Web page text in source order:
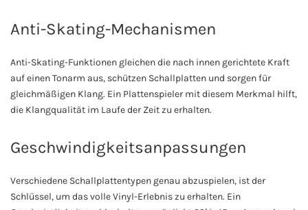
Anti-Skating-Mechanismen
Anti-Skating-Funktionen gleichen die nach innen gerichtete Kraft
auf einen Tonarm aus, schützen Schallplatten und sorgen für
gleichmäßigen Klang. Ein Plattenspieler mit diesem Merkmal hilft,
die Klangqualität im Laufe der Zeit zu erhalten.
Geschwindigkeitsanpassungen
Verschiedene Schallplattentypen genau abzuspielen, ist der
Schlüssel, um das volle Vinyl-Erlebnis zu erhalten. Ein